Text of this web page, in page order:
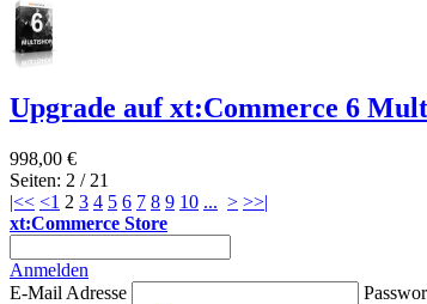
Upgrade auf xt:Commerce 6
998,00 €
Seiten: 2 / 21
|<< <1 2 3 4 5 6 7 8 9 10 ... > >>|
xt:Commerce Store
Anmelden
E-Mail Adresse